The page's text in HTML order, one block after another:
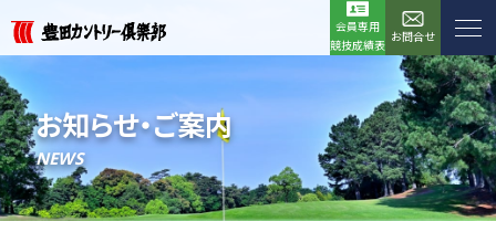
会員専用
競技成績表
お問合せ
お知らせ・ご案内
NEWS